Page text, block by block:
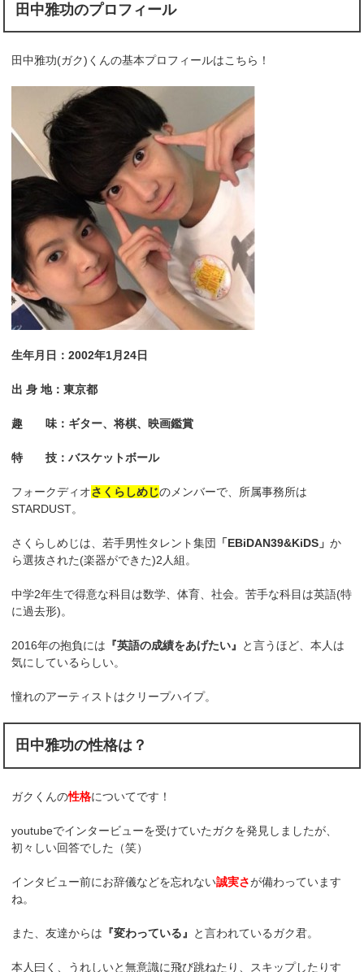
田中雅功のプロフィール
田中雅功(ガク)くんの基本プロフィールはこちら！
生年月日：2002年1月24日
出 身 地：東京都
趣 味：ギター、将棋、映画鑑賞
特 技：バスケットボール
フォークディオさくらしめじのメンバーで、所属事務所は
STARDUST。
さくらしめじは、若手男性タレント集団 「EBiDAN39&KiDS」か
ら選抜された(楽器ができた)2人組。
中学2年生で得意な科目は数学、体育、社会。苦手な科目は英語(特
に過去形)。
2016年の抱負には 『英語の成績をあげたい』 と言うほど、本人は
気にしているらしい。
憧れのアーティストはクリープハイプ。
田中雅功の性格は？
ガクくんの性格についてです！
youtubeでインタービューを受けていたガクを発見しましたが、
初々しい回答でした（笑）
インタビュー前にお辞儀などを忘れない誠実さが備わっています
ね。
また、友達からは 『変わっている』 と言われているガク君。
本人曰く、うれしいと無意識に飛び跳ねたり、スキップしたりす